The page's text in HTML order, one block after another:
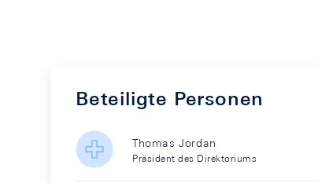
Beteiligte Personen
Thomas Jordan
Präsident des Direktoriums